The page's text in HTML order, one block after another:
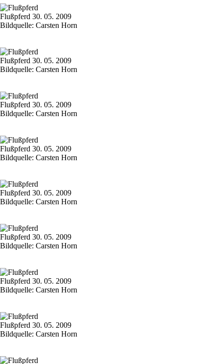
Flußpferd 30. 05. 2009
Bildquelle: Carsten Horn
Flußpferd 30. 05. 2009
Bildquelle: Carsten Horn
Flußpferd 30. 05. 2009
Bildquelle: Carsten Horn
Flußpferd 30. 05. 2009
Bildquelle: Carsten Horn
Flußpferd 30. 05. 2009
Bildquelle: Carsten Horn
Flußpferd 30. 05. 2009
Bildquelle: Carsten Horn
Flußpferd 30. 05. 2009
Bildquelle: Carsten Horn
Flußpferd 30. 05. 2009
Bildquelle: Carsten Horn